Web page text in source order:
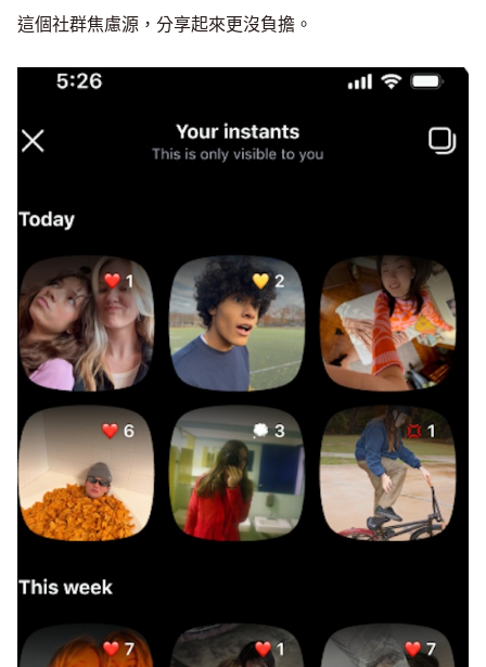
這個社群焦慮源，分享起來更沒負擔。